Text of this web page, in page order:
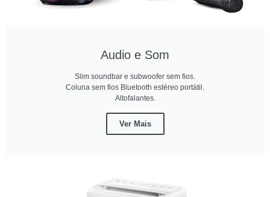
Audio e Som
Slim soundbar e subwoofer sem fios.
Coluna sem fios Bluetooth estéreo portátil.
Altofalantes.
Ver Mais